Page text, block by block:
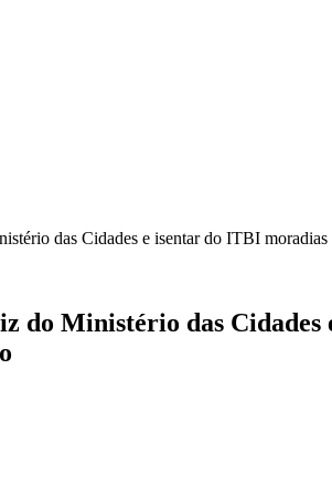
das Cidades e isentar do ITBI
Ministério das